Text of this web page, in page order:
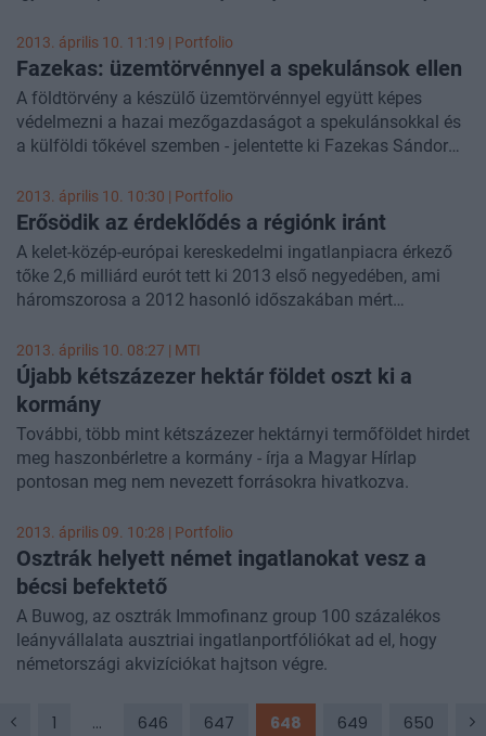
ajánlattal nyerte el a munkát.
2013. április 10. 11:19 | Portfolio
Fazekas: üzemtörvénnyel a spekulánsok ellen
A földtörvény a készülő üzemtörvénnyel együtt képes
védelmezni a hazai mezőgazdaságot a spekulánsokkal és
a külföldi tőkével szemben - jelentette ki Fazekas Sándor
gazdálkodói fórumán, írja az MTI.
2013. április 10. 10:30 | Portfolio
Erősödik az érdeklődés a régiónk iránt
A kelet-közép-európai kereskedelmi ingatlanpiacra érkező
tőke 2,6 milliárd eurót tett ki 2013 első negyedében, ami
háromszorosa a 2012 hasonló időszakában mért
derül ki a CBRE legfrissebb kutatási adataiból.
2013. április 10. 08:27 | MTI
Újabb kétszázezer hektár földet oszt ki a
kormány
További, több mint kétszázezer hektárnyi termőföldet hirdet
meg haszonbérletre a kormány - írja a Magyar Hírlap
pontosan meg nem nevezett forrásokra hivatkozva.
2013. április 09. 10:28 | Portfolio
Osztrák helyett német ingatlanokat vesz a
bécsi befektető
A Buwog, az osztrák Immofinanz group 100 százalékos
leányvállalata ausztriai ingatlanportfóliókat ad el, hogy
németországi akvizíciókat hajtson végre.
1 ... 646 647 648 649 650